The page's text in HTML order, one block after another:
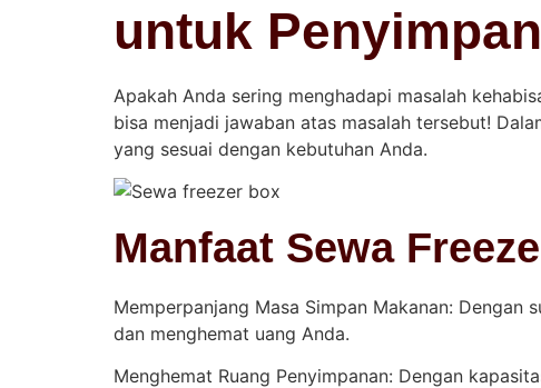
untuk
Apakah Anda sering menghadapi masalah
bisa menjadi jawaban atas masalah tersebut!
yang sesuai dengan kebutuhan Anda.
Manfaat Sewa
Memperpanjang Masa Simpan Makanan:
dan menghemat uang Anda.
Menghemat Ruang Penyimpanan: Dengan